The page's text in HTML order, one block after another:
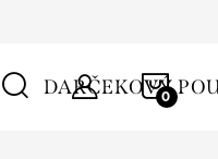
DARČEKOVÝ